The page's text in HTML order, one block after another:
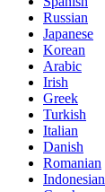
Russian
Japanese
Korean
Arabic
Irish
Greek
Turkish
Italian
Danish
Romanian
Indonesian